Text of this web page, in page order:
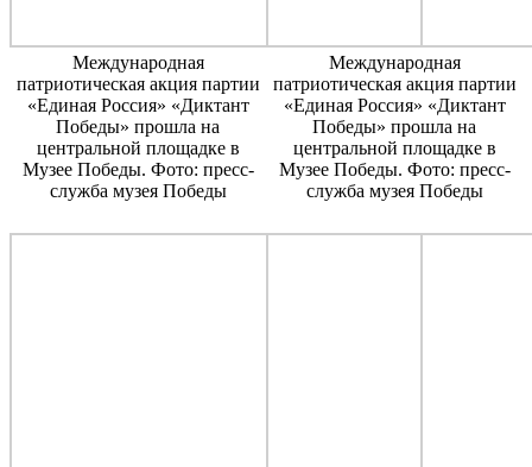
Международная
патриотическая акция партии
«Единая Россия» «Диктант
Победы» прошла на
центральной площадке в
Музее Победы. Фото: пресс-
служба музея Победы
Международная
патриотическая акция партии
«Единая Россия» «Диктант
Победы» прошла на
центральной площадке в
Музее Победы. Фото: пресс-
служба музея Победы